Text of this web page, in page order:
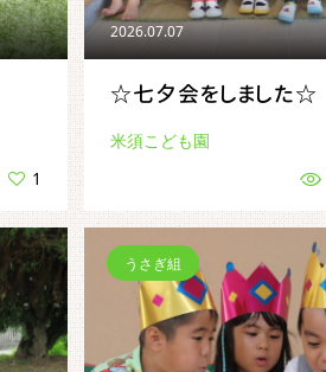
1
2026.07.07
☆七夕会をしました☆
米須こども園
うさぎ組